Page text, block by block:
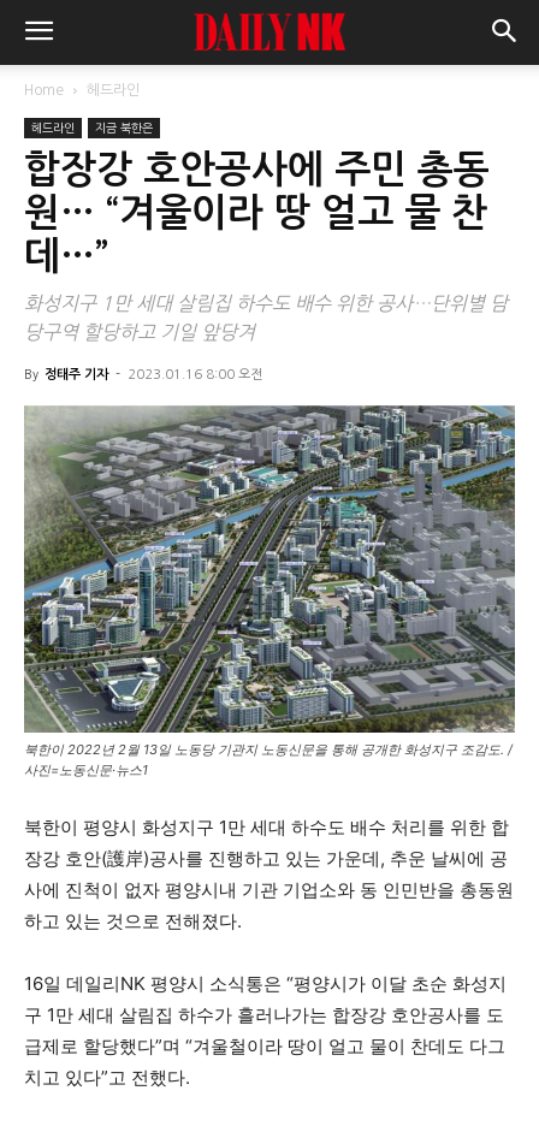
Home 헤드라인
헤드라인 지금 북한은
합장강 호안공사에 주민 총동
원… “겨울이라 땅 얼고 물 찬
데…”
화성지구 1만 세대 살림집 하수도 배수 위한 공사…단위별 담
당구역 할당하고 기일 앞당겨
By 정태주 기자 - 2023.01.16 8:00 오전
북한이 2022년 2월 13일 노동당 기관지 노동신문을 통해 공개한 화성지구 조감도. /
사진=노동신문·뉴스1
북한이 평양시 화성지구 1만 세대 하수도 배수 처리를 위한 합
장강 호안(護岸)공사를 진행하고 있는 가운데, 추운 날씨에 공
사에 진척이 없자 평양시내 기관 기업소와 동 인민반을 총동원
하고 있는 것으로 전해졌다.
16일 데일리NK 평양시 소식통은 “평양시가 이달 초순 화성지
구 1만 세대 살림집 하수가 흘러나가는 합장강 호안공사를 도
급제로 할당했다”며 “겨울철이라 땅이 얼고 물이 찬데도 다그
치고 있다”고 전했다.